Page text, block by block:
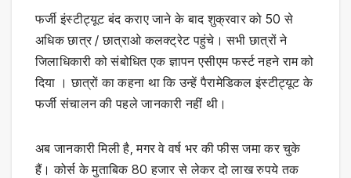
फर्जी इंस्टीट्यूट बंद कराए जाने के बाद शुक्रवार को 50 से
अधिक छात्र / छात्राओ कलक्ट्रेट पहुंचे। सभी छात्रों ने
जिलाधिकारी को संबोधित एक ज्ञापन एसीएम फर्स्ट नहने राम को
दिया । छात्रों का कहना था कि उन्हें पैरामेडिकल इंस्टीट्यूट के
फर्जी संचालन की पहले जानकारी नहीं थी।
अब जानकारी मिली है, मगर वे वर्ष भर की फीस जमा कर चुके
हैं। कोर्स के मुताबिक 80 हजार से लेकर दो लाख रुपये तक